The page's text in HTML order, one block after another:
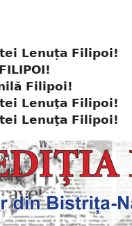
Lenuța Filipoi!
Filipoi!
Lenuţa Filipoi!
Lenuţa Filipoi!